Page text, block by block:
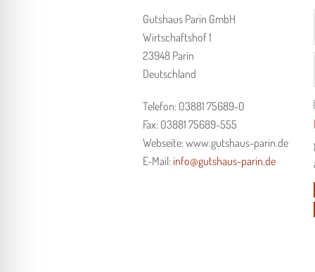
Gutshaus Parin GmbH
Wirtschaftshof 1
23948 Parin
Deutschland
Telefon: 03881 75689-0
Fax: 03881 75689-555
Webseite: www.gutshaus-parin.de
E-Mail: info@gutshaus-parin.de